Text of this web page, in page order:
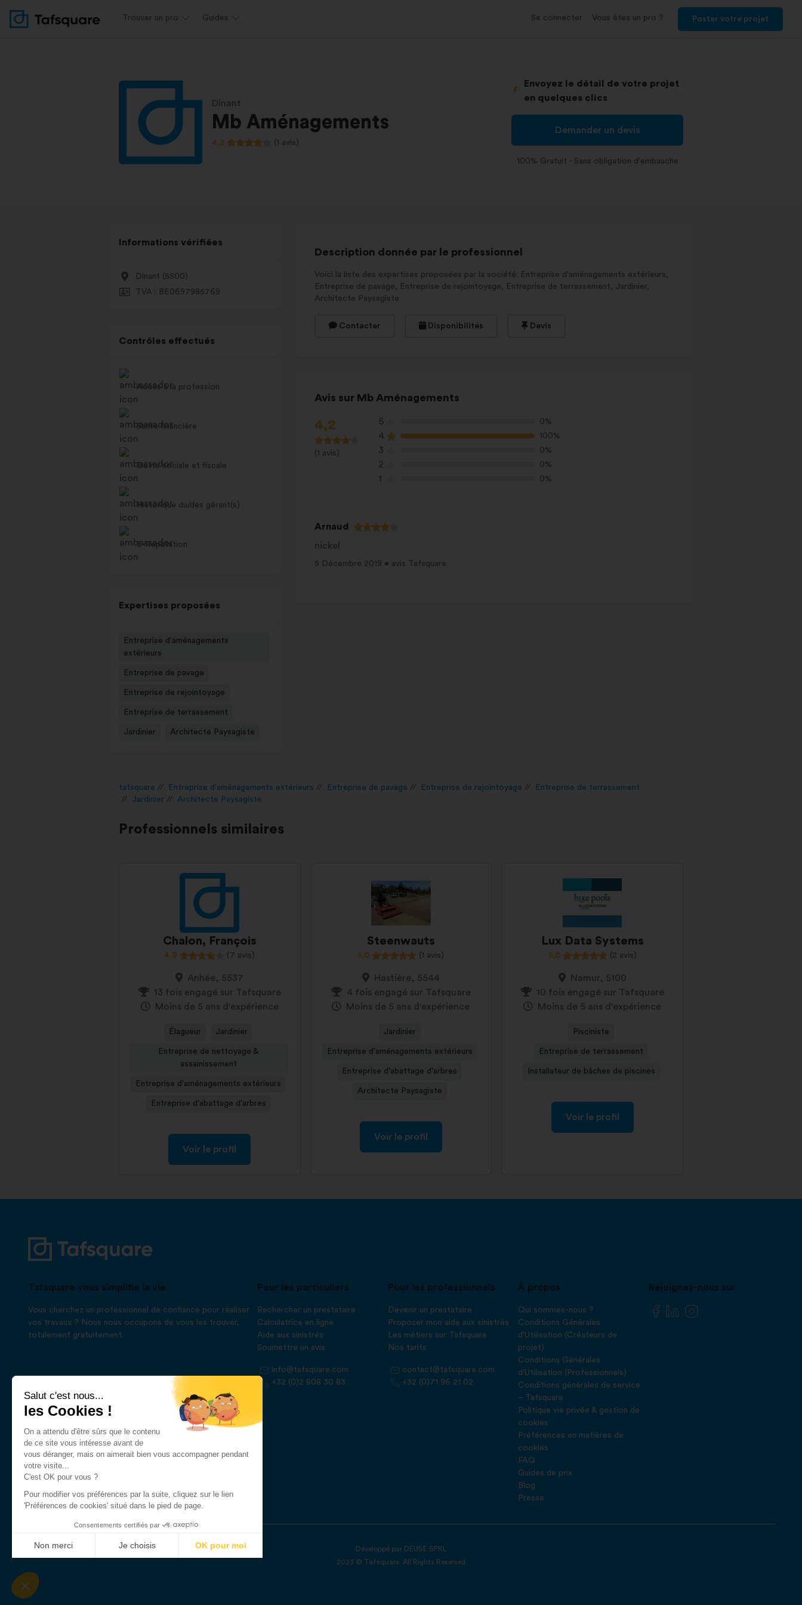
Trouver un pro Guides Se connecter Vous êtes un pro ? Poster votre projet
Dinant
Mb Aménagements
4,2 (1 avis)
Envoyez le détail de votre projet
en quelques clics
Demander un devis
100% Gratuit - Sans obligation d'embauche
Informations vérifiées
Dinant (5500)
TVA : BE0697985769
Contrôles effectués
Accès à la profession
Santé financière
Dette sociale et fiscale
Historique du/des gérant(s)
E-Réputation
Expertises proposées
Entreprise d'aménagements
extérieurs
Entreprise de pavage
Entreprise de rejointoyage
Entreprise de terrassement
Jardinier Architecte Paysagiste
Description donnée par le professionnel
Voici la liste des expertises proposées par la société: Entreprise d'aménagements extérieurs,
Entreprise de pavage, Entreprise de rejointoyage, Entreprise de terrassement, Jardinier,
Architecte Paysagiste
Contacter Disponibilités Devis
Avis sur Mb Aménagements
4,2
(1 avis)
5 0%
4 100%
3 0%
2 0%
1 0%
Arnaud
nickel
5 Décembre 2019 • avis Tafsquare
tafsquare Entreprise d'aménagements extérieurs Entreprise de pavage Entreprise de rejointoyage
Entreprise de terrassement
Jardinier
Architecte Paysagiste
Professionnels similaires
Chalon, François
4,9 (7 avis)
Anhée, 5537
13 fois engagé sur Tafsquare
Moins de 5 ans d'expérience
Élagueur Jardinier
Entreprise de nettoyage &
assainissement
Entreprise d'aménagements extérieurs
Entreprise d'abattage d'arbres
Voir le profil
Steenwauts
5,0 (1 avis)
Hastière, 5544
4 fois engagé sur Tafsquare
Moins de 5 ans d'expérience
Jardinier
Entreprise d'aménagements extérieurs
Entreprise d'abattage d'arbres
Architecte Paysagiste
Voir le profil
Lux Data Systems
5,0 (2 avis)
Namur, 5100
10 fois engagé sur Tafsquare
Moins de 5 ans d'expérience
Pisciniste
Entreprise de terrassement
Installateur de bâches de piscines
Voir le profil
Tafsquare vous simplifie la vie
Vous cherchez un professionnel de confiance pour réaliser
vos travaux ? Nous nous occupons de vous les trouver,
totalement gratuitement.
Pour les particuliers
Rechercher un prestataire
Calculatrice en ligne
Aide aux sinistrés
Soumettre un avis
info@tafsquare.com
+32 (0)2 808 30 83
Pour les professionnels
Devenir un prestataire
Proposer mon aide aux sinistrés
Les métiers sur Tafsquare
Nos tarifs
contact@tafsquare.com
+32 (0)71 96 21 02
À propos
Qui sommes-nous ?
Conditions Générales
d'Utilisation (Créateurs de
projet)
Conditions Générales
d'Utilisation (Professionnels)
Conditions générales de service
– Tafsquare
Politique vie privée & gestion de
cookies
Préférences en matières de
cookies
FAQ
Guides de prix
Blog
Presse
Rejoignez-nous sur
Développé par DEUSE SPRL
2023 © Tafsquare. All Rights Reserved
Salut c'est nous...
les Cookies !
On a attendu d'être sûrs que le contenu
de ce site vous intéresse avant de
vous déranger, mais on aimerait bien vous accompagner pendant
votre visite...
C'est OK pour vous ?
Pour modifier vos préférences par la suite, cliquez sur le lien
'Préférences de cookies' situé dans le pied de page.
Consentements certifiés par
Non merci Je choisis OK pour moi
Notre plateforme vous permet d'adapter et de gérer vos paramètres de confidentialité, en garantissant la conformité avec les réglementations. Personnalisez vos préférences pour